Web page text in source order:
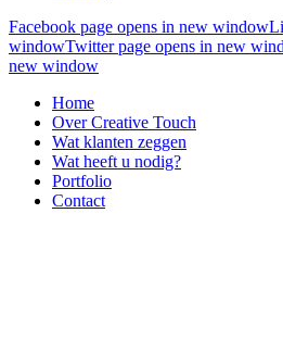
Facebook page opens in new window
windowTwitter page opens in new
new window
Home
Over Creative Touch
Wat klanten zeggen
Wat heeft u nodig?
Portfolio
Contact